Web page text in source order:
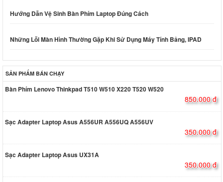
Hướng Dẫn Vệ Sinh Bàn Phím Laptop Đúng Cách
Những Lỗi Màn Hình Thường Gặp Khi Sử Dụng Máy Tính Bảng, IPAD
SẢN PHẨM BÁN CHẠY
Bàn Phím Lenovo Thinkpad T510 W510 X220 T520 W520
850.000 đ
Sạc Adapter Laptop Asus A556UR A556UQ A556UV
350.000 đ
Sạc Adapter Laptop Asus UX31A
350.000 đ